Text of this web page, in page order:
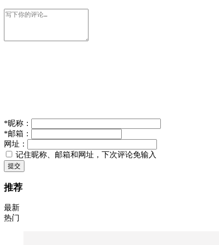
*昵称：
*邮箱：
网址：
记住昵称、邮箱和网址，下次评论免输入
提交
推荐
最新
热门